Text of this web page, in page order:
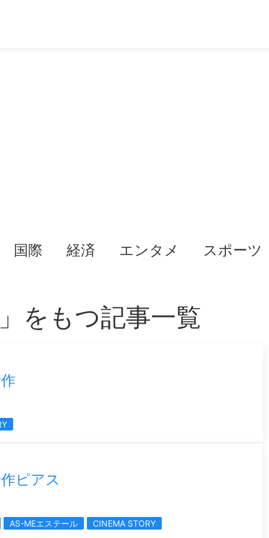
国際 経済 エンタメ スポーツ
をもつ記事一覧
ピアス
AS-MEエステール CINEMA STORY